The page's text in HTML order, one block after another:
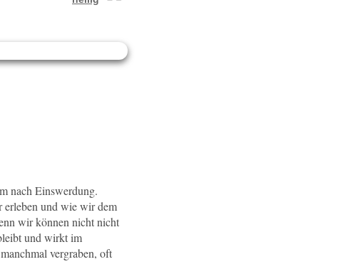
nach Einswerdung.
erleben und wie wir dem
wir können nicht nicht
und wirkt im
vergraben, oft